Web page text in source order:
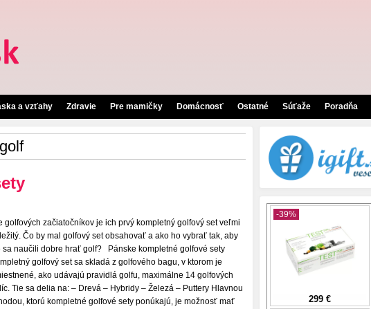
a vzťahy Zdravie Pre mamičky Domácnosť Ostatné Súťaže Poradňa
golfových začiatočníkov je ich prvý kompletný golfový set veľmi
Čo by mal golfový set obsahovať a ako ho vybrať tak, aby
sa naučili dobre hrať golf? Pánske kompletné golfové sety
golfový set sa skladá z golfového bagu, v ktorom je
ako udávajú pravidlá golfu, maximálne 14 golfových
Tie sa delia na: – Drevá – Hybridy – Železá – Puttery Hlavnou
ktorú kompletné golfové sety ponúkajú, je možnosť mať